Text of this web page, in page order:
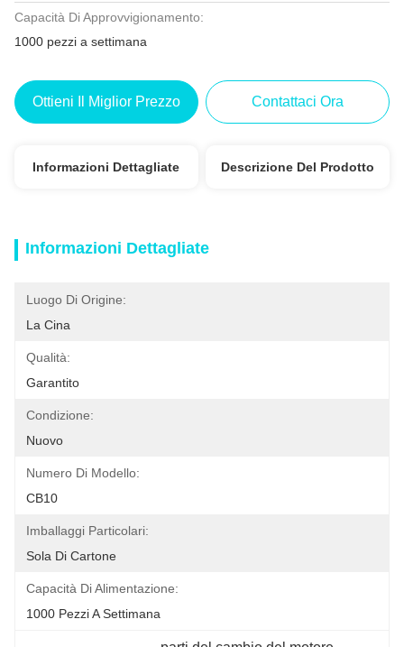
Capacità Di Approvvigionamento:
1000 pezzi a settimana
Ottieni Il Miglior Prezzo Contattaci Ora
Informazioni Dettagliate Descrizione Del Prodotto
Informazioni Dettagliate
Luogo Di Origine:
La Cina
Qualità:
Garantito
Condizione:
Nuovo
Numero Di Modello:
CB10
Imballaggi Particolari:
Sola Di Cartone
Capacità Di Alimentazione:
1000 Pezzi A Settimana